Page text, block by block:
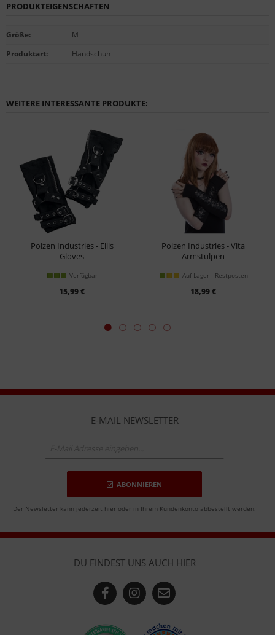
PRODUKTEIGENSCHAFTEN
Größe:
M
Produktart: Handschuh
WEITERE INTERESSANTE PRODUKTE:
Poizen Industries - Ellis
Gloves
Verfügbar
15,99 €
Poizen Industries - Vita
Armstulpen
Auf Lager - Restposten
18,99 €
E-MAIL NEWSLETTER
ABONNIEREN
Der Newsletter kann jederzeit hier oder in Ihrem Kundenkonto abbestellt werden.
DU FINDEST UNS AUCH HIER